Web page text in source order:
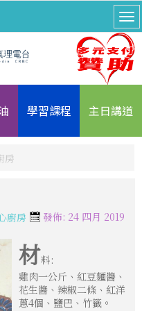
學習課程 主日講道
房
廚房
發佈: 24 四月 2019
材料:
雞肉一公斤、紅豆麵醬、
花生醬、辣椒二條、紅洋
蔥4個、鹽巴、竹籤。